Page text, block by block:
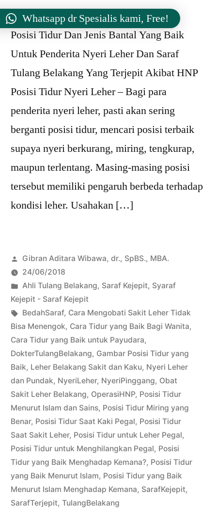
Posisi Tidur Dan Jenis Bantal Yang Baik
Untuk Penderita Nyeri Leher Dan Saraf
Tulang Belakang Yang Terjepit Akibat HNP
Posisi Tidur Nyeri Leher – Bagi para
penderita nyeri leher, pasti akan sering
berganti posisi tidur, mencari posisi terbaik
supaya nyeri berkurang, miring, tengkurap,
maupun terlentang. Masing-masing posisi
tersebut memiliki pengaruh berbeda terhadap
kondisi leher. Usahakan […]
Posted
by
Gibran Aditara Wibawa, dr., SpBS., MBA.
24/06/2018
Posted
in
Ahli Tulang Belakang, Saraf Kejepit, Syaraf
Kejepit - Saraf Kejepit
Tags:
BedahSaraf, Cara Mengobati Sakit Leher Tidak
Bisa Menengok, Cara Tidur yang Baik Bagi Wanita,
Cara Tidur yang Baik untuk Payudara,
DokterTulangBelakang, Gambar Posisi Tidur yang
Baik, Leher Belakang Sakit dan Kaku, Nyeri Leher
dan Pundak, NyeriLeher, NyeriPinggang, Obat
Sakit Leher Belakang, OperasiHNP, Posisi Tidur
Menurut Islam dan Sains, Posisi Tidur Miring yang
Benar, Posisi Tidur Saat Kaki Pegal, Posisi Tidur
Saat Sakit Leher, Posisi Tidur untuk Leher Pegal,
Posisi Tidur untuk Menghilangkan Pegal, Posisi
Tidur yang Baik Menghadap Kemana?, Posisi Tidur
yang Baik Menurut Islam, Posisi Tidur yang Baik
Menurut Islam Menghadap Kemana, SarafKejepit,
SarafTerjepit, TulangBelakang
Whatsapp dr Spesialis kami, Free!